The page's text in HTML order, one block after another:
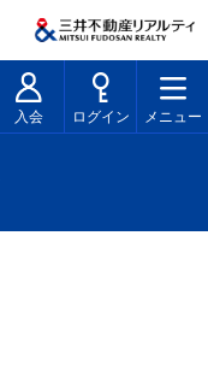
入会 ログイン メニュー